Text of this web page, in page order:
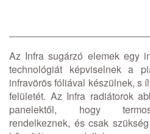
Az Infra sugárzó elemek egy
technológiát képviselnek a
infravörös fóliával készülnek, s
felületét. Az Infra radiátorok
panelektől, hogy
rendelkeznek, és csak